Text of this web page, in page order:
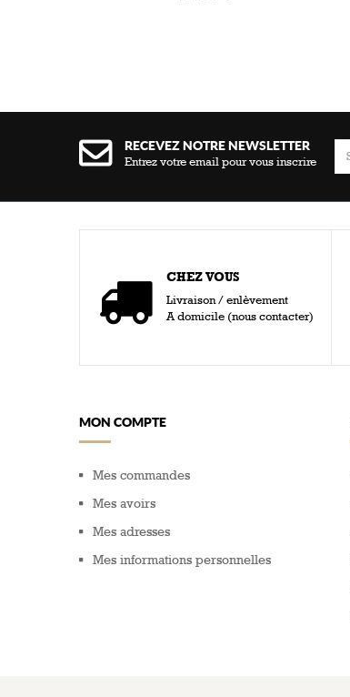
RECEVEZ NOTRE NEWSLETTER
Entrez votre email pour vous inscrire
CHEZ VOUS
Livraison / enlèvement
A domicile (nous contacter)
MON COMPTE
Mes commandes
Mes avoirs
Mes adresses
Mes informations personnelles